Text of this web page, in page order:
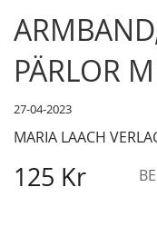
PÄRLOR
27-04-2023
MARIA LAACH
125 Kr
Skip
to
the
beginning
the
images